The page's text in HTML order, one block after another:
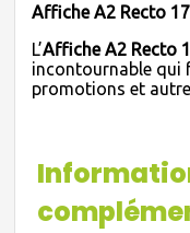
Affiche A2 Recto
L’Affiche A2 Recto
incontournable qui
promotions et